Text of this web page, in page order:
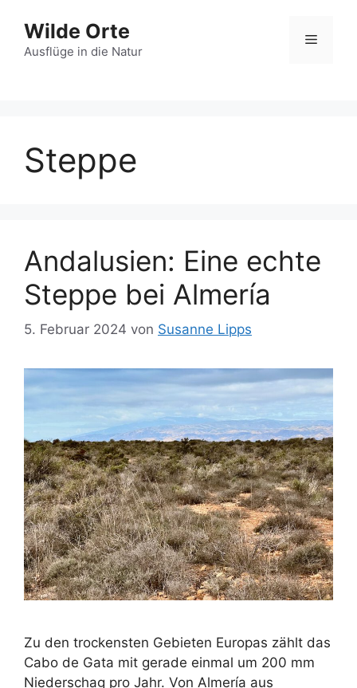
Inhalt
springen
Wilde Orte
Ausflüge in die Natur
Menü
Steppe
Andalusien: Eine echte
Steppe bei Almería
5. Februar 2024 von Susanne Lipps
Zu den trockensten Gebieten Europas zählt das
Cabo de Gata mit gerade einmal um 200 mm
Niederschag pro Jahr. Von Almería aus